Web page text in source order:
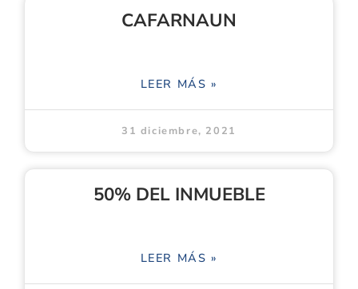
CAFARNAUN
LEER MÁS »
31 diciembre, 2021
50% DEL INMUEBLE
LEER MÁS »